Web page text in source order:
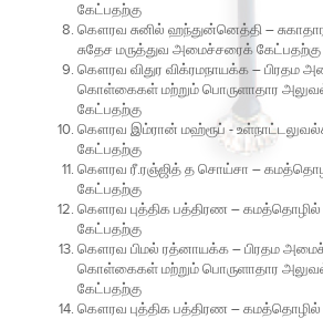
கேட்பதற்கு
கௌரவ சுனில் ஹந்துன்னெத்தி–
சுதேச மருத்துவ அமைச்சரைக் கேட்பதற்கு
கௌரவ விதுர விக்ரமநாயக்க– பிரதம
கொள்கைகள் மற்றும் பொருளாதார
கேட்பதற்கு
கௌரவ இம்ரான் மஹ்ரூப் -
கேட்பதற்கு
கௌரவ ரீ.ரஞ்ஜித் த சொய்சா –
கேட்பதற்கு
கௌரவ புத்திக பத்திரண –
கேட்பதற்கு
கௌரவ பிமல் ரத்னாயக்க– பிரதம
கொள்கைகள் மற்றும் பொருளாதார
கேட்பதற்கு
கௌரவ புத்திக பத்திரண –